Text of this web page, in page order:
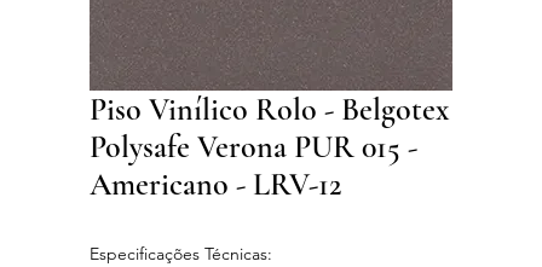
Piso Vinílico Rolo - Belgotex
Polysafe Verona PUR 015 -
Americano - LRV-12
Especificações Técnicas: